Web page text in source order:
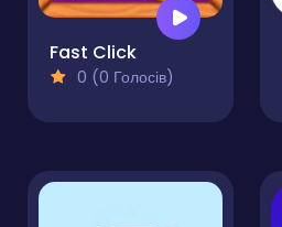
Fast Click
0 (0 Голосів)